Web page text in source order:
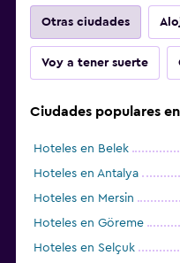
Otras ciudades
Voy a tener suerte
Ciudades populares
Hoteles en Belek
Hoteles en Antalya
Hoteles en Mersin
Hoteles en Göreme
Hoteles en Selçuk